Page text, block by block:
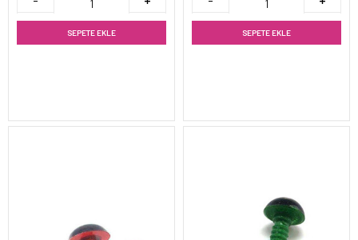
SEPETE EKLE SEPETE EKLE